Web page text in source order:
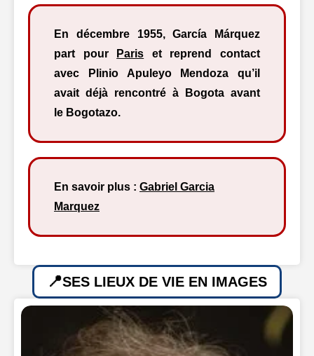
En décembre 1955, García Márquez
part pour
Paris et reprend contact
avec Plinio Apuleyo Mendoza qu’il
avait déjà rencontré à Bogota avant
le Bogotazo.
En savoir plus : Gabriel Garcia
Marquez
SES LIEUX DE VIE EN IMAGES